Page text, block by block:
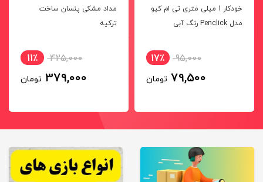
خودکار 1 میلی متری تی ام کیو
مدل Penclick رنگ آبی
95,000 17٪
79,500 تومان
مداد مشکی پنسان ساخت
ترکیه
425,000 11٪
379,000 تومان